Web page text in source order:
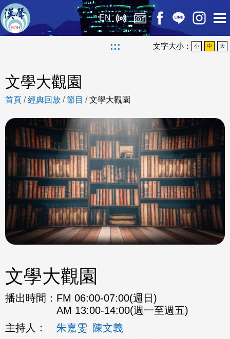
EN
::: 文字大小： 小 中 大
文學大觀園
首頁 /經典回放 /節目 /文學大觀園
文學大觀園
播出時間： FM 06:00-07:00(週日)
AM 13:00-14:00(週一至週五)
主持人：
朱嘉雯 陳文義